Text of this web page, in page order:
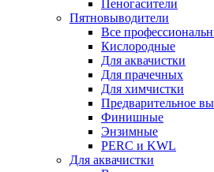
Пеногасители
Пятновыводители
Все
Кислородные
Для аквачистки
Для прачечных
Для химчистки
Предварительное
Финишные
Энзимные
PERC и KWL
Для аквачистки